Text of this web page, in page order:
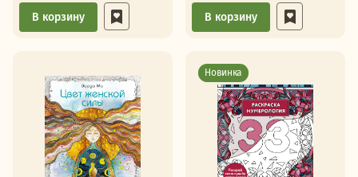
В корзину В корзину
Новинка